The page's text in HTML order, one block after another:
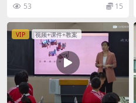
53 15
VIP 视频+课件+教案